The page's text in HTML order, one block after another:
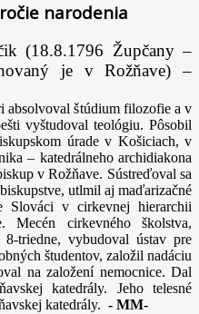
narodenia
(18.8.1796 Župčany –
je v Rožňave) –
absolvoval štúdium filozofie a v
vyštudoval teológiu. Pôsobil
úrade v Košiciach, v
– katedrálneho archidiakona
v Rožňave. Sústreďoval sa
utlmil aj maďarizačné
Slováci v cirkevnej hierarchii
Mecén cirkevného školstva,
triedne, vybudoval ústav pre
študentov, založil nadáciu
na založení nemocnice. Dal
katedrály. Jeho telesné
katedrály. - MM-